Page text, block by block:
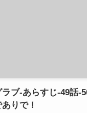
ブ-あらすじ-49話-
りで！